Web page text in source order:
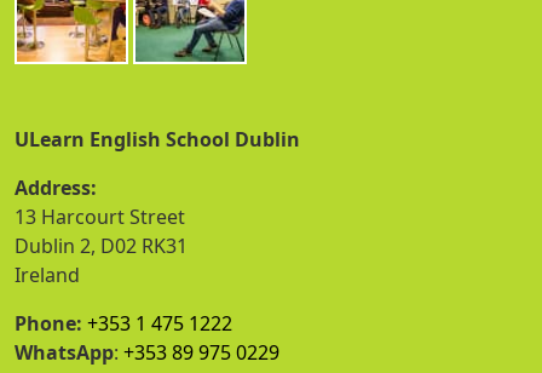
ULearn English School Dublin
Address:
13 Harcourt Street
Dublin 2, D02 RK31
Ireland
Phone: +353 1 475 1222
WhatsApp: +353 89 975 0229